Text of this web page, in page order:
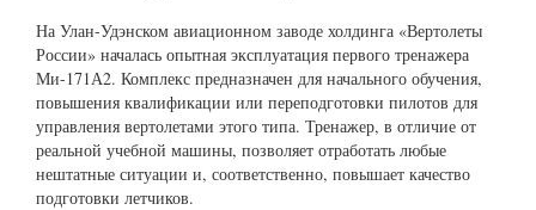
На Улан-Удэнском авиационном заводе холдинга «Вертолеты
России» началась опытная эксплуатация первого тренажера
Ми-171А2. Комплекс предназначен для начального обучения,
повышения квалификации или переподготовки пилотов для
управления вертолетами этого типа. Тренажер, в отличие от
реальной учебной машины, позволяет отработать любые
нештатные ситуации и, соответственно, повышает качество
подготовки летчиков.